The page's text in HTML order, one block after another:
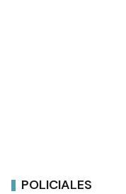
POLICIALES